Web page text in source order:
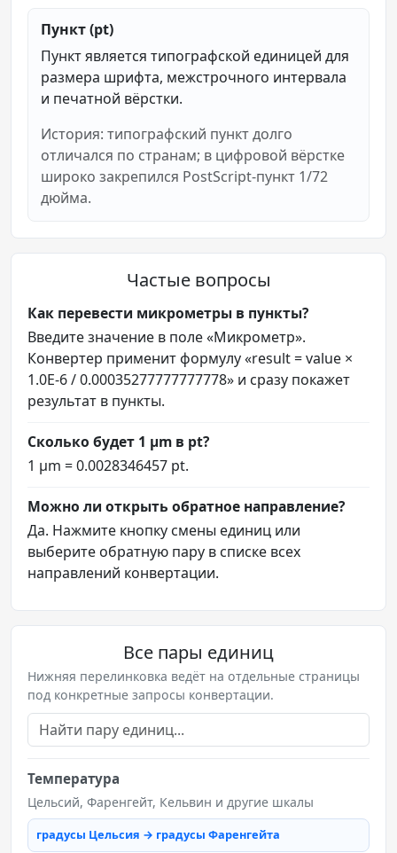
Пункт (pt)
Пункт является типографской единицей для
размера шрифта, межстрочного интервала
и печатной вёрстки.
История: типографский пункт долго
отличался по странам; в цифровой вёрстке
широко закрепился PostScript-пункт 1/72
дюйма.
Частые вопросы
Как перевести микрометры в пункты?
Введите значение в поле «Микрометр».
Конвертер применит формулу «result = value ×
1.0E-6 / 0.00035277777777778» и сразу покажет
результат в пункты.
Сколько будет 1 µm в pt?
1 µm = 0.0028346457 pt.
Можно ли открыть обратное направление?
Да. Нажмите кнопку смены единиц или
выберите обратную пару в списке всех
направлений конвертации.
Все пары единиц
Нижняя перелинковка ведёт на отдельные страницы
под конкретные запросы конвертации.
Температура
Цельсий, Фаренгейт, Кельвин и другие шкалы
градусы Цельсия → градусы Фаренгейта